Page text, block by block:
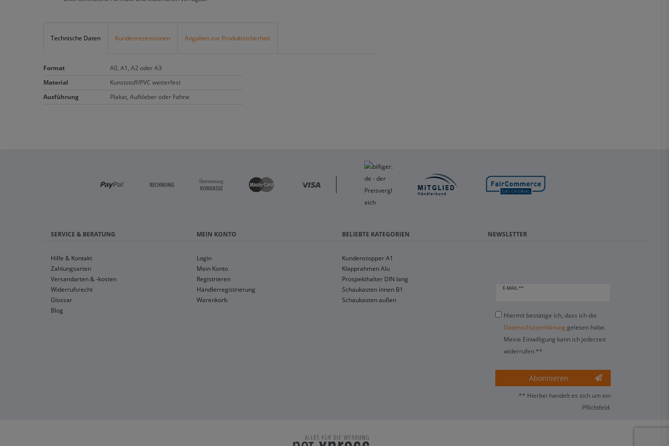
Technische Daten Kundenrezensionen Angaben zur Produktsicherheit
Format
A0, A1, A2 oder A3
Material
Kunststoff/PVC wetterfest
Ausführung
Plakat, Aufkleber oder Fahne
SERVICE & BERATUNG
Hilfe & Kontakt
Zahlungsarten
Versandarten & -kosten
Widerrufsrecht
Glossar
Blog
MEIN KONTO
Login
Mein Konto
Registrieren
Händlerregistrierung
Warenkorb
BELIEBTE KATEGORIEN
Kundenstopper A1
Klapprahmen Alu
Prospekthalter DIN lang
Schaukasten innen B1
Schaukasten außen
NEWSLETTER
E-MAIL **
Hiermit bestätige ich, dass ich die
Daten­schutz­erklärung gelesen habe.
Meine Einwilligung kann ich jederzeit
widerrufen.**
Abonnieren
** Hierbei handelt es sich um ein
Pflichtfeld.